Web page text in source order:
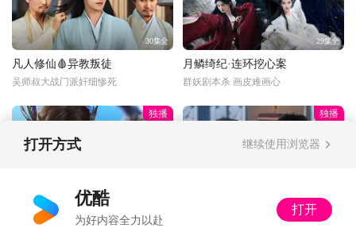
30集全
凡人修仙🩸异教叛徒
吴师叔大战门派奸细惨死
29集全
月鳞绮纪·连环挖心案
群妖剧本杀 画皮难画心
独播
光阴年番💥狂吸祖地
二牛上嘴啃神像脚趾
独播
以法之名🔍突击审讯
打开方式 继续使用浏览器
优酷
为好内容全力以赴
打开